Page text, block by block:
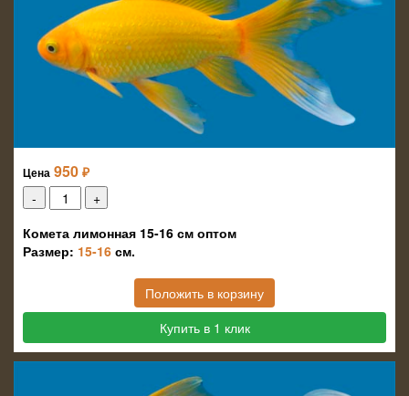
Цена 950 ₽
Комета лимонная 15-16 см оптом
Размер: 15-16 см.
Положить в корзину
Купить в 1 клик